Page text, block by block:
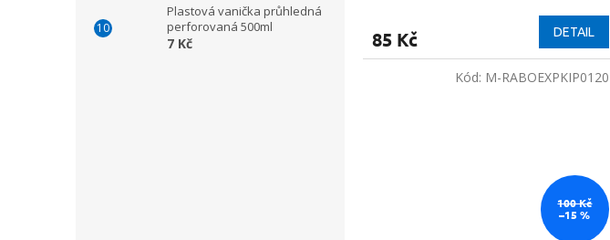
Plastová vanička průhledná
perforovaná 500ml
7 Kč 85 Kč DETAIL
100 Kč
–15 %
Kód: M-RABOEXPKIP0120